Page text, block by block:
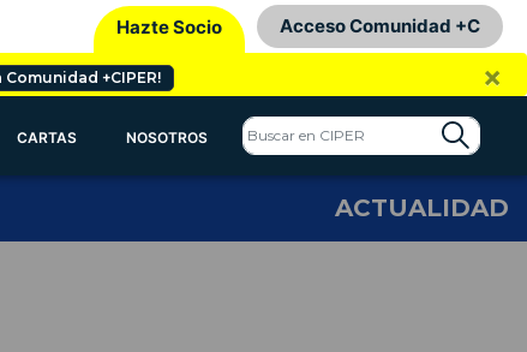
Hazte Socio Acceso Comunidad +C
Comunidad +CIPER! ×
CARTAS NOSOTROS
ACTUALIDAD